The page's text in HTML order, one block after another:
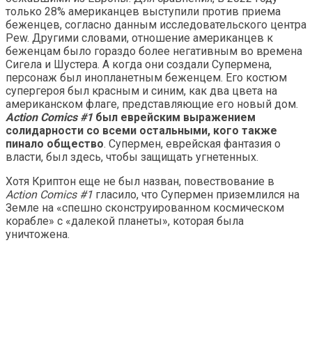
только 28% американцев выступили против приема
беженцев, согласно данным исследовательского центра
Pew. Другими словами, отношение американцев к
беженцам было гораздо более негативным во времена
Сигела и Шустера. А когда они создали Супермена,
персонаж был инопланетным беженцем. Его костюм
супергероя был красным и синим, как два цвета на
американском флаге, представляющие его новый дом.
Action Comics #1 был еврейским выражением
солидарности со всеми остальными, кого также
пинало общество. Супермен, еврейская фантазия о
власти, был здесь, чтобы защищать угнетенных.
Хотя Криптон еще не был назван, повествование в
Action Comics #1 гласило, что Супермен приземлился на
Земле на «спешно сконструированном космическом
корабле» с «далекой планеты», которая была
уничтожена.